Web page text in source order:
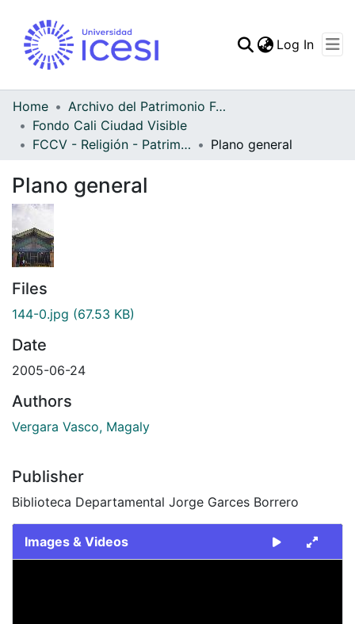
Log In
Home
Archivo del Patrimonio Fotográfico y Fílmico del Valle del Cauca
Fondo Cali Ciudad Visible
FCCV - Religión - Patrimonial
Plano general
Plano general
Files
144-0.jpg (67.53 KB)
Date
2005-06-24
Authors
Vergara Vasco, Magaly
Publisher
Biblioteca Departamental Jorge Garces Borrero
Images & Videos